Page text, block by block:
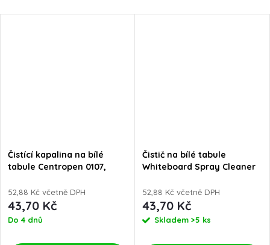
Čistící kapalina na bílé
tabule Centropen 0107,
52,88 Kč včetně DPH
43,70 Kč
Do 4 dnů
Čistič na bílé tabule
Whiteboard Spray Cleaner
52,88 Kč včetně DPH
43,70 Kč
Skladem >5 ks